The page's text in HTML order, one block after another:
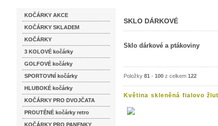
KOČÁRKY AKCE
KOČÁRKY SKLADEM
KOČÁRKY
3 KOLOVÉ kočárky
GOLFOVÉ kočárky
SPORTOVNÍ kočárky
HLUBOKÉ kočárky
KOČÁRKY PRO DVOJČATA
PROUTĚNÉ kočárky retro
KOČÁRKY PRO PANENKY
SKLO DÁRKOVÉ
Sklo dárkové a ptákoviny
Položky 81 - 100 z celkem 122
Květina skleněná fialovo